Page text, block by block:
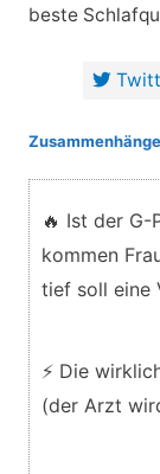
beste
🔥 Ist der G-
kommen
tief soll eine
⚡ Die
(der Arzt